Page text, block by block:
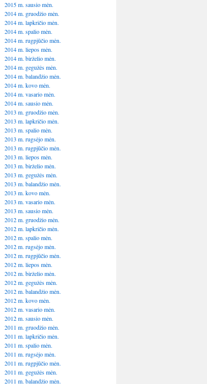
2015 m. sausio mėn.
2014 m. gruodžio mėn.
2014 m. lapkričio mėn.
2014 m. spalio mėn.
2014 m. rugpjūčio mėn.
2014 m. liepos mėn.
2014 m. birželio mėn.
2014 m. gegužės mėn.
2014 m. balandžio mėn.
2014 m. kovo mėn.
2014 m. vasario mėn.
2014 m. sausio mėn.
2013 m. gruodžio mėn.
2013 m. lapkričio mėn.
2013 m. spalio mėn.
2013 m. rugsėjo mėn.
2013 m. rugpjūčio mėn.
2013 m. liepos mėn.
2013 m. birželio mėn.
2013 m. gegužės mėn.
2013 m. balandžio mėn.
2013 m. kovo mėn.
2013 m. vasario mėn.
2013 m. sausio mėn.
2012 m. gruodžio mėn.
2012 m. lapkričio mėn.
2012 m. spalio mėn.
2012 m. rugsėjo mėn.
2012 m. rugpjūčio mėn.
2012 m. liepos mėn.
2012 m. birželio mėn.
2012 m. gegužės mėn.
2012 m. balandžio mėn.
2012 m. kovo mėn.
2012 m. vasario mėn.
2012 m. sausio mėn.
2011 m. gruodžio mėn.
2011 m. lapkričio mėn.
2011 m. spalio mėn.
2011 m. rugsėjo mėn.
2011 m. rugpjūčio mėn.
2011 m. gegužės mėn.
2011 m. balandžio mėn.